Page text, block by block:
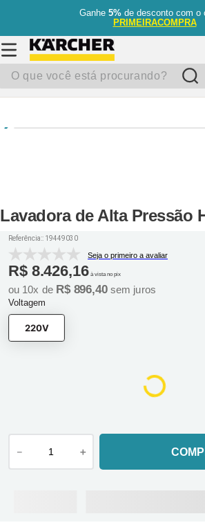
Ganhe 5%de desconto com o
PRIMEIRACOMPRA
O que você está procurando?
Lavadora de Alta Pressão
Referência:: 19449030
Seja o primeiro a avaliar
R$ 8.426,16à vista no pix
ou 10x de R$ 896,40 sem juros
Voltagem
220V
＋
－